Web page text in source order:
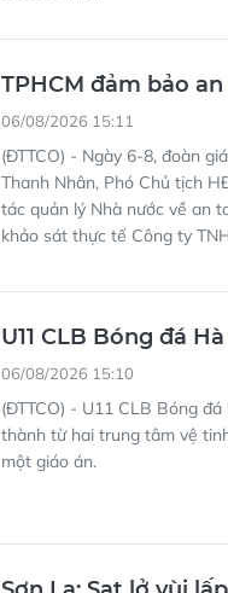
TPHCM đảm bảo
06/08/2026 15:11
(ĐTTCO) - Ngày 6-8, đoàn
Thanh Nhân, Phó Chủ tịch
tác quản lý Nhà nước về an
khảo sát thực tế Công ty
U11 CLB Bóng đá
06/08/2026 15:10
(ĐTTCO) - U11 CLB Bóng
thành từ hai trung tâm vệ
một giáo án.